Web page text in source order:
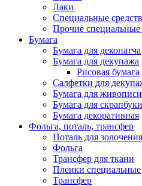
Лаки
Специальные
Прочие специальные
Бумага
Бумага для декопатча
Бумага для декупажа
Рисовая бумага
Салфетки для
Бумага для живописи
Бумага для
Бумага декоративная
Фольга, поталь, трансфер
Поталь для золочения
Фольга
Трансфер для ткани
Пленки специальные
Трансфер